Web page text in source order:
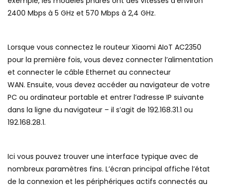
2400 Mbps à 5 GHz et 570 Mbps à 2,4 GHz.
Lorsque vous connectez le routeur Xiaomi AIoT AC2350
pour la première fois, vous devez connecter l’alimentation
et connecter le câble Ethernet au connecteur
WAN. Ensuite, vous devez accéder au navigateur de votre
PC ou ordinateur portable et entrer l’adresse IP suivante
dans la ligne du navigateur – il s’agit de 192.168.31.1 ou
192.168.28.1.
Ici vous pouvez trouver une interface typique avec de
nombreux paramètres fins. L’écran principal affiche l’état
de la connexion et les périphériques actifs connectés au